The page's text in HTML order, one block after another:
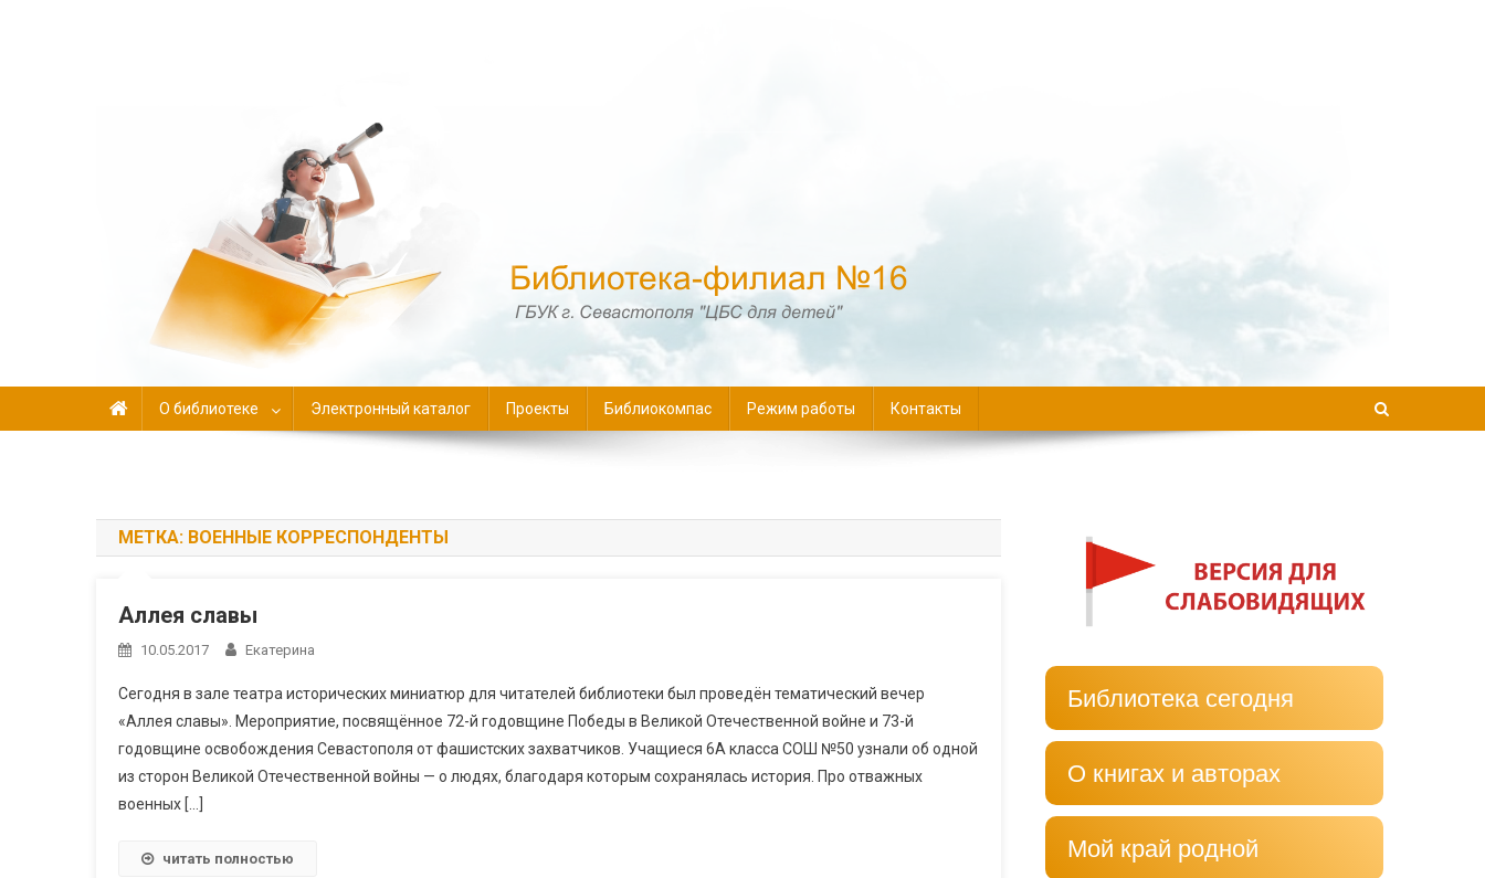
О библиотеке Электронный каталог Проекты Библиокомпас Режим работы Контакты
МЕТКА: ВОЕННЫЕ КОРРЕСПОНДЕНТЫ
Аллея славы
10.05.2017 Екатерина
Сегодня в зале театра исторических миниатюр для читателей библиотеки был проведён тематический вечер
«Аллея славы». Мероприятие, посвящённое 72-й годовщине Победы в Великой Отечественной войне и 73-й
годовщине освобождения Севастополя от фашистских захватчиков. Учащиеся 6А класса СОШ №50 узнали об одной
из сторон Великой Отечественной войны — о людях, благодаря которым сохранялась история. Про отважных
военных […]
читать полностью
Библиотека сегодня
О книгах и авторах
Мой край родной